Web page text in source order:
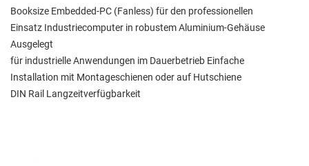
Booksize Embedded-PC (Fanless) für den professionellen
Einsatz Industriecomputer in robustem Aluminium-Gehäuse
Ausgelegt
für industrielle Anwendungen im Dauerbetrieb Einfache
Installation mit Montageschienen oder auf Hutschiene
DIN Rail Langzeitverfügbarkeit